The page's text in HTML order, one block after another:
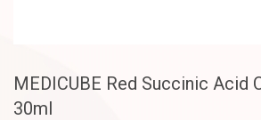
MEDICUBE Red Succinic Acid
30ml